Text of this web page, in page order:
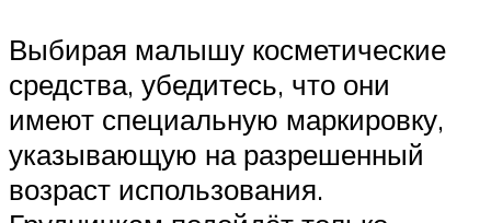
Выбирая малышу косметические
средства, убедитесь, что они
имеют специальную маркировку,
указывающую на разрешенный
возраст использования.